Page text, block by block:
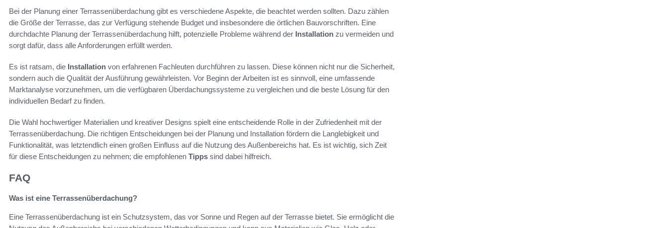
Bei der Planung einer Terrassenüberdachung gibt es verschiedene Aspekte, die beachtet werden sollten. Dazu zählen
die Größe der Terrasse, das zur Verfügung stehende Budget und insbesondere die örtlichen Bauvorschriften. Eine
durchdachte Planung der Terrassenüberdachung hilft, potenzielle Probleme während der Installation zu vermeiden und
sorgt dafür, dass alle Anforderungen erfüllt werden.
Es ist ratsam, die Installation von erfahrenen Fachleuten durchführen zu lassen. Diese können nicht nur die Sicherheit,
sondern auch die Qualität der Ausführung gewährleisten. Vor Beginn der Arbeiten ist es sinnvoll, eine umfassende
Marktanalyse vorzunehmen, um die verfügbaren Überdachungssysteme zu vergleichen und die beste Lösung für den
individuellen Bedarf zu finden.
Die Wahl hochwertiger Materialien und kreativer Designs spielt eine entscheidende Rolle in der Zufriedenheit mit der
Terrassenüberdachung. Die richtigen Entscheidungen bei der Planung und Installation fördern die Langlebigkeit und
Funktionalität, was letztendlich einen großen Einfluss auf die Nutzung des Außenbereichs hat. Es ist wichtig, sich Zeit
für diese Entscheidungen zu nehmen; die empfohlenen Tipps sind dabei hilfreich.
FAQ
Was ist eine Terrassenüberdachung?
Eine Terrassenüberdachung ist ein Schutzsystem, das vor Sonne und Regen auf der Terrasse bietet. Sie ermöglicht die